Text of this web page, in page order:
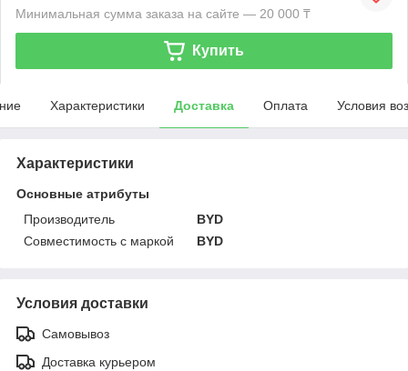
Минимальная сумма заказа на сайте — 20 000 ₸
Купить
Характеристики Доставка Оплата Условия
Характеристики
Основные атрибуты
Производитель
BYD
Совместимость с маркой
BYD
Условия доставки
Самовывоз
Доставка курьером